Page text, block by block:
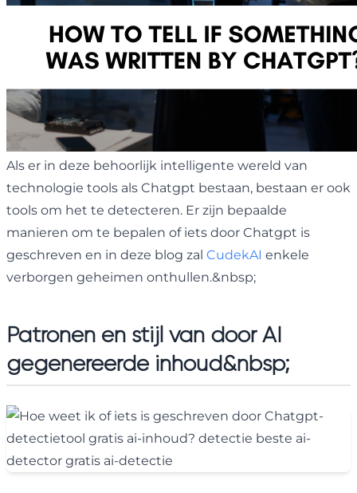
Als er in deze behoorlijk intelligente wereld van
technologie tools als Chatgpt bestaan, bestaan er ook
tools om het te detecteren. Er zijn bepaalde
manieren om te bepalen of iets door Chatgpt is
geschreven en in deze blog zal CudekAI enkele
verborgen geheimen onthullen.&nbsp;
Patronen en stijl van door AI
gegenereerde inhoud&nbsp;